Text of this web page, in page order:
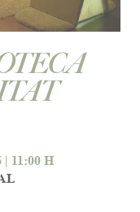
| 11:00 H